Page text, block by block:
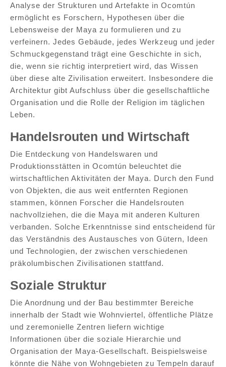
Analyse der Strukturen und Artefakte in Ocomtún
ermöglicht es Forschern, Hypothesen über die
Lebensweise der Maya zu formulieren und zu
verfeinern. Jedes Gebäude, jedes Werkzeug und jeder
Schmuckgegenstand trägt eine Geschichte in sich,
die, wenn sie richtig interpretiert wird, das Wissen
über diese alte Zivilisation erweitert. Insbesondere die
Architektur gibt Aufschluss über die gesellschaftliche
Organisation und die Rolle der Religion im täglichen
Leben.
Handelsrouten und Wirtschaft
Die Entdeckung von Handelswaren und
Produktionsstätten in Ocomtún beleuchtet die
wirtschaftlichen Aktivitäten der Maya. Durch den Fund
von Objekten, die aus weit entfernten Regionen
stammen, können Forscher die Handelsrouten
nachvollziehen, die die Maya mit anderen Kulturen
verbanden. Solche Erkenntnisse sind entscheidend für
das Verständnis des Austausches von Gütern, Ideen
und Technologien, der zwischen verschiedenen
präkolumbischen Zivilisationen stattfand.
Soziale Struktur
Die Anordnung und der Bau bestimmter Bereiche
innerhalb der Stadt wie Wohnviertel, öffentliche Plätze
und zeremonielle Zentren liefern wichtige
Informationen über die soziale Hierarchie und
Organisation der Maya-Gesellschaft. Beispielsweise
könnte die Nähe von Wohngebieten zu Tempeln darauf